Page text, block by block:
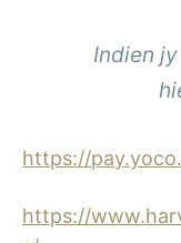
Indien
https://
https://